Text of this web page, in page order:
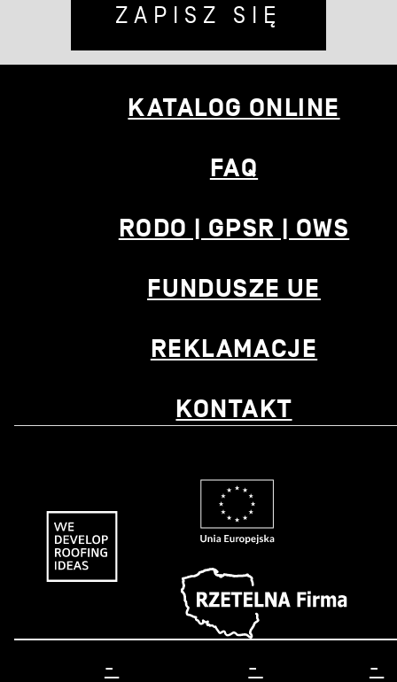
ZAPISZ SIĘ
KATALOG ONLINE
FAQ
RODO | GPSR | OWS
FUNDUSZE UE
REKLAMACJE
KONTAKT
-
-
-